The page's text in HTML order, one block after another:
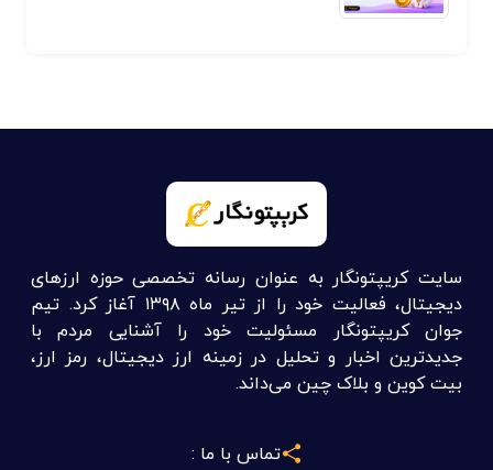
سایت کریپتونگار به عنوان رسانه تخصصی حوزه ارزهای
دیجیتال، فعالیت خود را از تیر ماه ۱۳۹۸ آغاز کرد. تیم
جوان کریپتونگار مسئولیت خود را آشنایی مردم با
جدیدترین اخبار و تحلیل در زمینه ارز دیجیتال، رمز ارز،
بیت کوین و بلاک چین می‌داند.
تماس با ما :